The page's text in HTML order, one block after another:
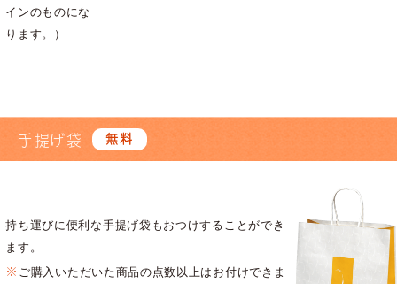
インのものにな
ります。）
手提げ袋 無料
持ち運びに便利な手提げ袋もおつけすることができ
ます。
※ ご購入いただいた商品の点数以上はお付けできま